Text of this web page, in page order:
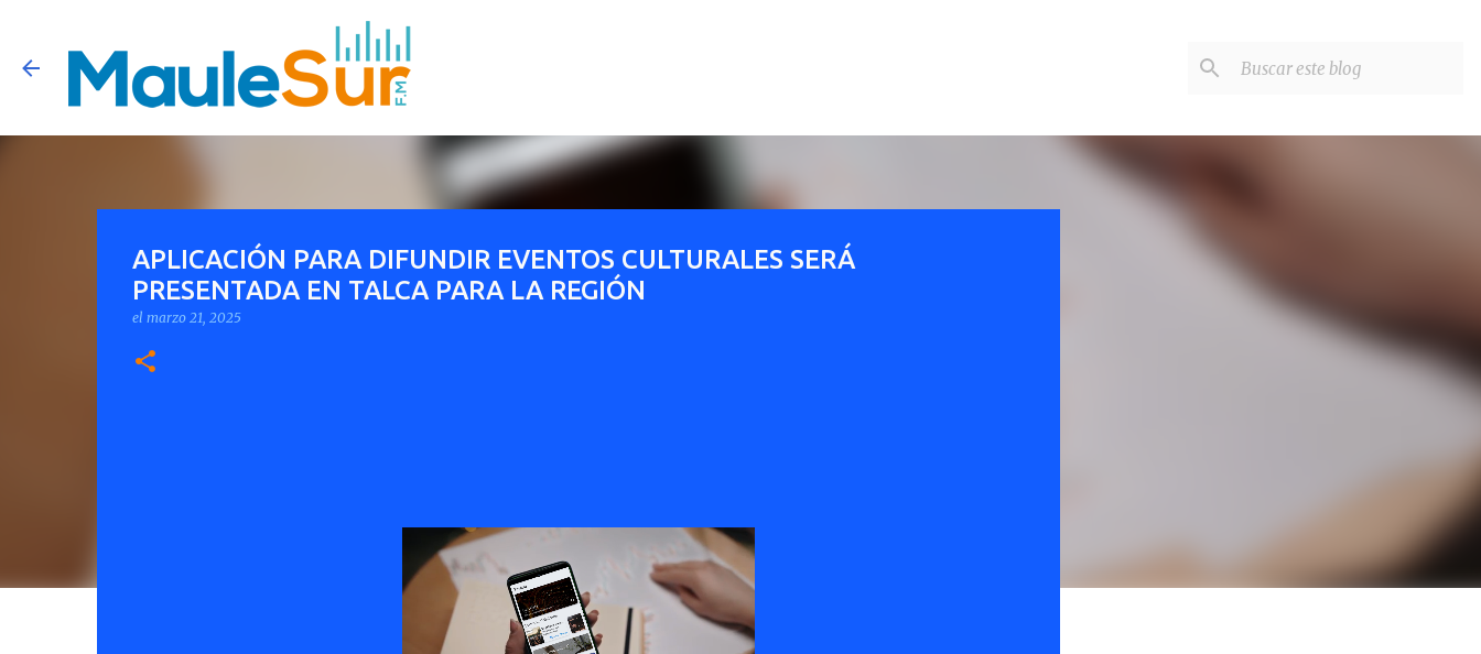
APLICACIÓN PARA DIFUNDIR EVENTOS CULTURALES SERÁ
PRESENTADA EN TALCA PARA LA REGIÓN
el marzo 21, 2025